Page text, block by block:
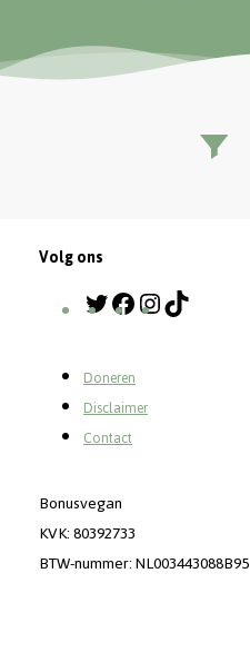
Volg ons
TwitterFacebookInstagram
Doneren
Disclaimer
Contact
Bonusvegan
KVK: 80392733
BTW-nummer: NL003443088B95